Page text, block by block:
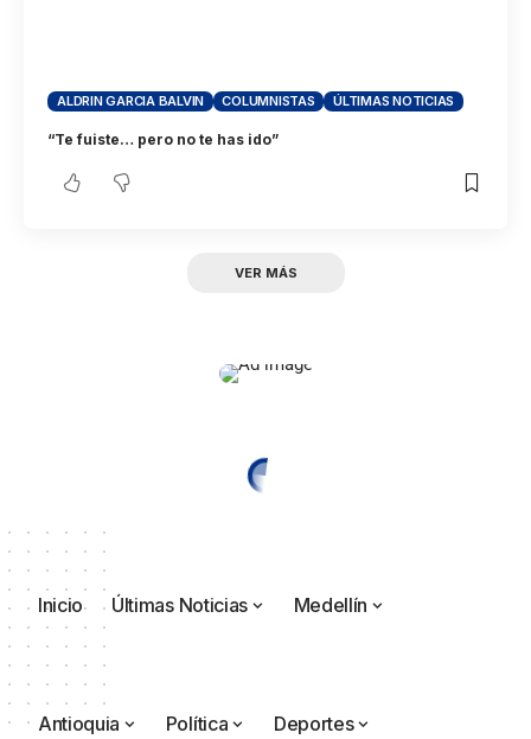
ALDRIN GARCIA BALVIN COLUMNISTAS ÚLTIMAS NOTICIAS
“Te fuiste… pero no te has ido”
VER MÁS
Inicio Últimas Noticias Medellín
Antioquia Política Deportes